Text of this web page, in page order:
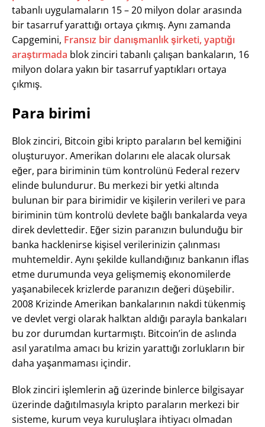
tabanlı uygulamaların 15 – 20 milyon dolar arasında
bir tasarruf yarattığı ortaya çıkmış. Aynı zamanda
Capgemini, Fransız bir danışmanlık şirketi, yaptığı
araştırmada blok zinciri tabanlı çalışan bankaların, 16
milyon dolara yakın bir tasarruf yaptıkları ortaya
çıkmış.
Para birimi
Blok zinciri, Bitcoin gibi kripto paraların bel kemiğini
oluşturuyor. Amerikan dolarını ele alacak olursak
eğer, para biriminin tüm kontrolünü Federal rezerv
elinde bulundurur. Bu merkezi bir yetki altında
bulunan bir para birimidir ve kişilerin verileri ve para
biriminin tüm kontrolü devlete bağlı bankalarda veya
direk devlettedir. Eğer sizin paranızın bulunduğu bir
banka hacklenirse kişisel verilerinizin çalınması
muhtemeldir. Aynı şekilde kullandığınız bankanın iflas
etme durumunda veya gelişmemiş ekonomilerde
yaşanabilecek krizlerde paranızın değeri düşebilir.
2008 Krizinde Amerikan bankalarının nakdi tükenmiş
ve devlet vergi olarak halktan aldığı parayla bankaları
bu zor durumdan kurtarmıştı. Bitcoin’in de aslında
asıl yaratılma amacı bu krizin yarattığı zorlukların bir
daha yaşanmaması içindir.
Blok zinciri işlemlerin ağ üzerinde binlerce bilgisayar
üzerinde dağıtılmasıyla kripto paraların merkezi bir
sisteme, kurum veya kuruluşlara ihtiyacı olmadan